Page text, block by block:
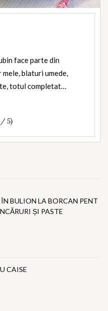
face parte din
blaturi umede,
totul completat…
/ 5)
BULION LA BORCAN PENT
ȘI PASTE
CAISE